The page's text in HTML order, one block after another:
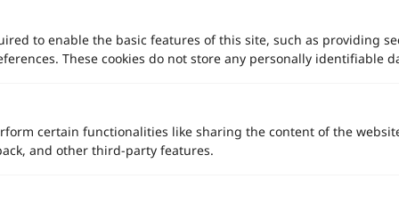
สิทธิพิเศษต่าง ๆ ของทางโรงแรมและสถานที่จัดงานแต่งงาน
เพื่อประสิทธิภาพในการใช้งาน Website Weddinglist ที่ดียิ่งขึ้น
to enable the basic features of this site, such as providing
These cookies do not store any personally identifiable
certain functionalities like sharing the content of the
and other third-party features.